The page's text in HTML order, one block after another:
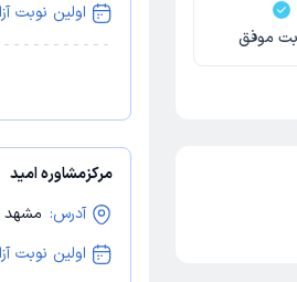
موفق
اولین نوبت
مرکزمشاوره امید
آدرس: مشهد -
اولین نوبت